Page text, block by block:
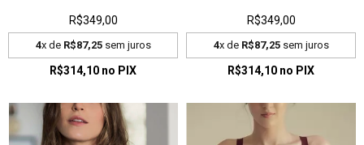
R$349,00
4x de R$87,25sem juros
R$314,10 no PIX
R$349,00
4x de R$87,25sem juros
R$314,10 no PIX